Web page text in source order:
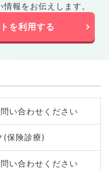
報をお伝えします。
を利用する
い合わせください
(保険診療)
い合わせください